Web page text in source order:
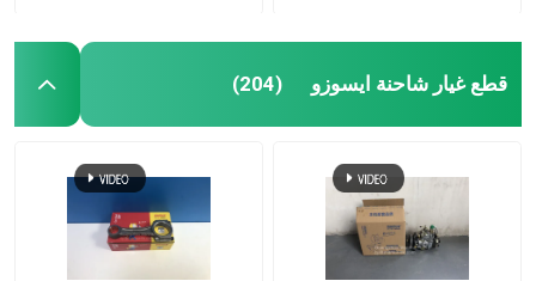
قطع غيار شاحنة ايسوزو (204)